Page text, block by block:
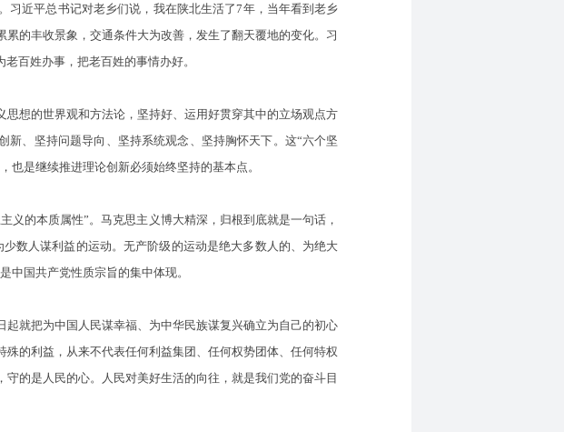
近平总书记对老乡们说，我在陕北生活了7年，当年看到老乡
的丰收景象，交通条件大为改善，发生了翻天覆地的变化。习
百姓办事，把老百姓的事情办好。
想的世界观和方法论，坚持好、运用好贯穿其中的立场观点方
、坚持问题导向、坚持系统观念、坚持胸怀天下。这“六个坚
是继续推进理论创新必须始终坚持的基本点。
的本质属性”。马克思主义博大精深，归根到底就是一句话，
数人谋利益的运动。无产阶级的运动是绝大多数人的、为绝大
中国共产党性质宗旨的集中体现。
就把为中国人民谋幸福、为中华民族谋复兴确立为自己的初心
的利益，从来不代表任何利益集团、任何权势团体、任何特权
的是人民的心。人民对美好生活的向往，就是我们党的奋斗目